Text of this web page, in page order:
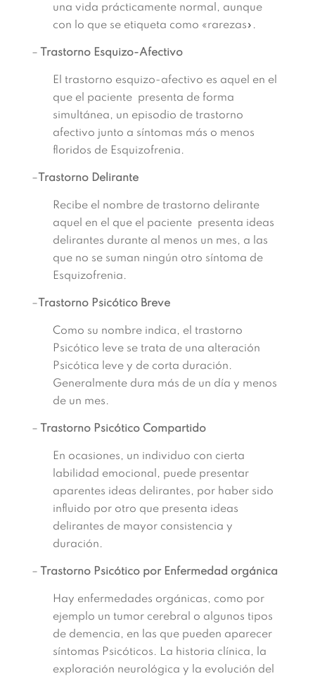
una vida prácticamente normal, aunque
con lo que se etiqueta como «rarezas».
– Trastorno Esquizo-Afectivo
El trastorno esquizo-afectivo es aquel en el
que el paciente presenta de forma
simultánea, un episodio de trastorno
afectivo junto a síntomas más o menos
floridos de Esquizofrenia.
– Trastorno Delirante
Recibe el nombre de trastorno delirante
aquel en el que el paciente presenta ideas
delirantes durante al menos un mes, a las
que no se suman ningún otro síntoma de
Esquizofrenia.
– Trastorno Psicótico Breve
Como su nombre indica, el trastorno
Psicótico leve se trata de una alteración
Psicótica leve y de corta duración.
Generalmente dura más de un día y menos
de un mes.
– Trastorno Psicótico Compartido
En ocasiones, un individuo con cierta
labilidad emocional, puede presentar
aparentes ideas delirantes, por haber sido
influido por otro que presenta ideas
delirantes de mayor consistencia y
duración.
– Trastorno Psicótico por Enfermedad orgánica
Hay enfermedades orgánicas, como por
ejemplo un tumor cerebral o algunos tipos
de demencia, en las que pueden aparecer
síntomas Psicóticos. La historia clínica, la
exploración neurológica y la evolución del